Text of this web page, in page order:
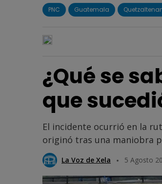
PNC Guatemala
¿Qué se
que
El incidente ocurrió en la
originó tras una maniobra
La Voz de Xela 5 Agosto